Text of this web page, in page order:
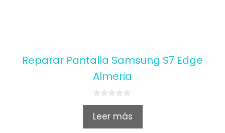
Reparar Pantalla Samsung S7 Edge
Almeria
0
u
Leer más